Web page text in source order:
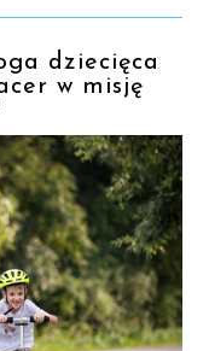
dziecięca
w misję